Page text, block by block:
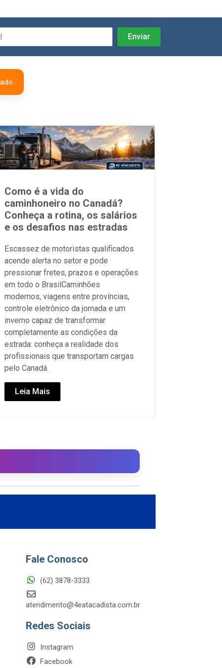
Como é a vida do
caminhoneiro no Canadá?
Conheça a rotina, os salários
e os desafios nas estradas
Escassez de motoristas qualificados
acende alerta no setor e pode
pressionar fretes, prazos e operações
em todo o BrasilCaminhões
modernos, viagens entre províncias,
controle eletrônico da jornada e um
inverno capaz de transformar
completamente as condições da
estrada: conheça a realidade dos
profissionais que transportam cargas
pelo Canadá.
Leia Mais
Fale Conosco
(62) 3878-3333
atendimento@4eatacadista.com.br
Redes Sociais
Instagram
Facebook